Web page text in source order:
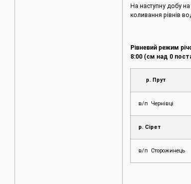
На наступну добу на
коливання рівнів
Рівневий режим
8:00 (см над 0
р. Прут
в/п Чернівці
р. Сірет
в/п Сторожинець